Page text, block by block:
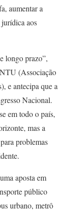
aumentar a
aos
longo prazo”,
(Associação
e antecipa que a
Nacional.
em todo o país,
mas a
problemas
aposta em
público
urbano, metrô